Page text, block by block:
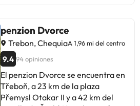
tienen terraza o balcón. Las
habitaciones incluyen baño privado
con ducha. La Penzion U starých
sádek cuenta con WiFi gratuita en
todas las instalaciones. Hay una
cocina compartida en las
habitaciones, mientras que cada
penzion Dvorce
Trebon, ChequiaA 1,96 mi del centro
9.4 94 opiniones
El penzion Dvorce se encuentra en
Třeboň, a 23 km de la plaza
Přemysl Otakar II y a 42 km del